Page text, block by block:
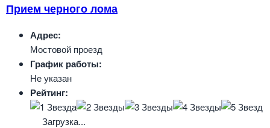
Прием черного лома
Адрес:
Мостовой проезд
График работы:
Не указан
Рейтинг:
Загрузка...